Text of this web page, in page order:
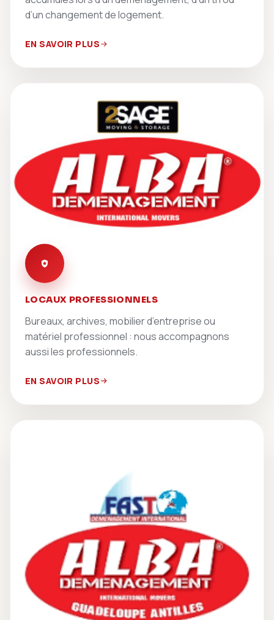
d’un changement de logement.
EN SAVOIR PLUS
LOCAUX PROFESSIONNELS
Bureaux, archives, mobilier d’entreprise ou
matériel professionnel : nous accompagnons
aussi les professionnels.
EN SAVOIR PLUS